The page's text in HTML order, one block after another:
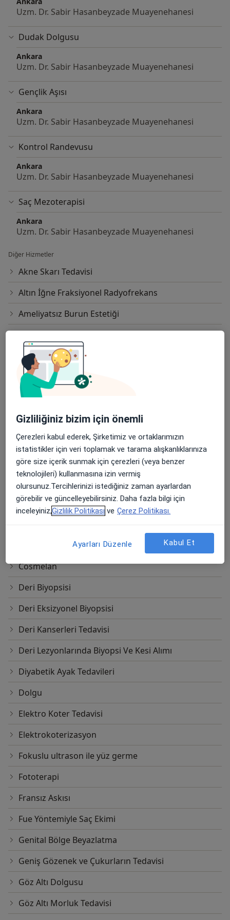
Uzm. Dr. Sabir Hasanbeyzade Muayenehanesi
Dudak Dolgusu
Ankara
Uzm. Dr. Sabir Hasanbeyzade Muayenehanesi
Gençlik Aşısı
Ankara
Uzm. Dr. Sabir Hasanbeyzade Muayenehanesi
Kontrol Randevusu
Ankara
Uzm. Dr. Sabir Hasanbeyzade Muayenehanesi
Saç Mezoterapisi
Ankara
Uzm. Dr. Sabir Hasanbeyzade Muayenehanesi
Diğer Hizmetler
Akne Skarı Tedavisi
Altın İğne Fraksiyonel Radyofrekans
Ameliyatsız Burun Estetiği
Ameliyatsız Yüz Gençleştirme
Ameliyatsız Yüz Germe
Anti-aging Uygulamaları
Batık Tırnak Tedavisi
Ben Alma
Botox Uygulaması
Botox İle Boyun Germe
Burun Dolgusu
Cilt Bakımı ve Akne Tedavisi
Cosmelan
Deri Biyopsisi
Deri Eksizyonel Biyopsisi
Deri Kanserleri Tedavisi
Deri Lezyonlarında Biyopsi Ve Kesi Alımı
Diyabetik Ayak Tedavileri
Dolgu
Elektro Koter Tedavisi
Elektrokoterizasyon
Fokuslu ultrason ile yüz germe
Fototerapi
Fransız Askısı
Fue Yöntemiyle Saç Ekimi
Genital Bölge Beyazlatma
Geniş Gözenek ve Çukurların Tedavisi
Göz Altı Dolgusu
Göz Altı Morluk Tedavisi
Gizliliğiniz bizim için önemli
Çerezleri kabul ederek, Şirketimiz ve ortaklarımızın
istatistikler için veri toplamak ve tarama alışkanlıklarınıza
göre size içerik sunmak için çerezleri (veya benzer
teknolojileri) kullanmasına izin vermiş
olursunuz.Tercihlerinizi istediğiniz zaman ayarlardan
görebilir ve güncelleyebilirsiniz. Daha fazla bilgi için
inceleyiniz,Gizlilik Politikası ve Çerez Politikası.
Ayarları Düzenle Kabul Et